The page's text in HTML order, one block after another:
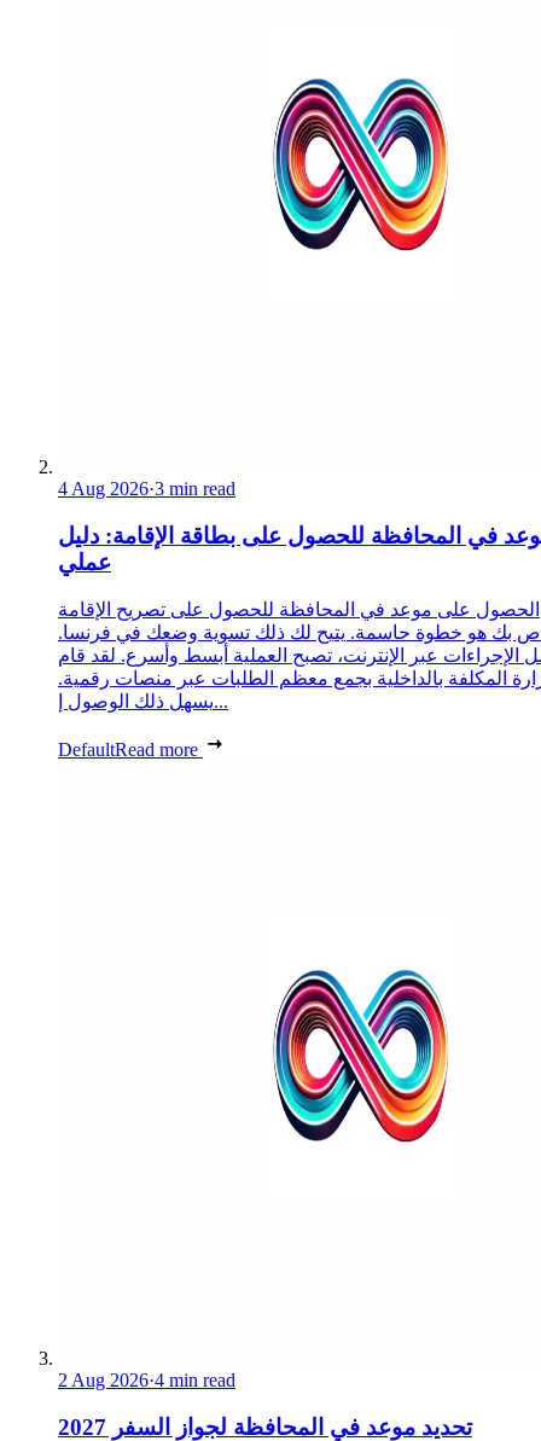
4 Aug 2026·3 min read
في المحافظة للحصول على بطاقة الإقامة: دليل
عملي
الحصول على موعد في المحافظة للحصول على تصريح الإقامة
بك هو خطوة حاسمة. يتيح لك ذلك تسوية وضعك في فرنسا.
الإجراءات عبر الإنترنت، تصبح العملية أبسط وأسرع. لقد قام
المكلفة بالداخلية بجمع معظم الطلبات عبر منصات رقمية.
يسهل ذلك الوصول إ...
DefaultRead more
2 Aug 2026·4 min read
تحديد موعد في المحافظة لجواز السفر 2027